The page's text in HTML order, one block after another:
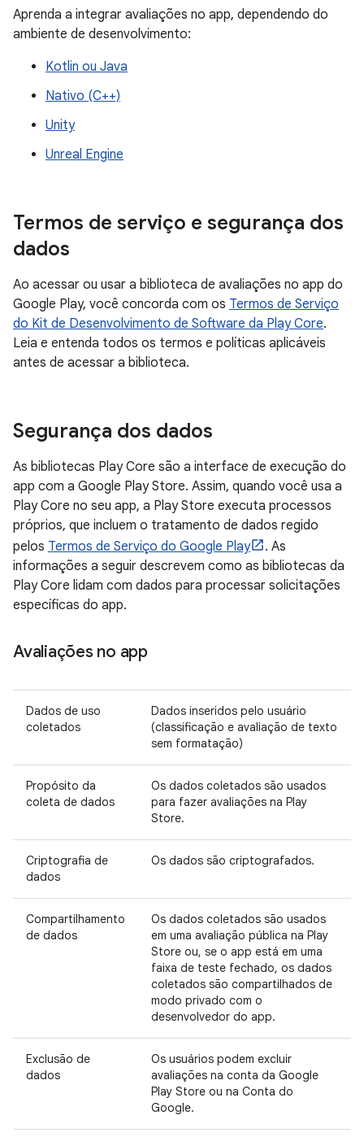
Aprenda a integrar avaliações no app, dependendo do
ambiente de desenvolvimento:
Kotlin ou Java
Nativo (C++)
Unity
Unreal Engine
Termos de serviço e segurança dos
dados
Ao acessar ou usar a biblioteca de avaliações no app do
Google Play, você concorda com os Termos de Serviço
do Kit de Desenvolvimento de Software da Play Core.
Leia e entenda todos os termos e políticas aplicáveis
antes de acessar a biblioteca.
Segurança dos dados
As bibliotecas Play Core são a interface de execução do
app com a Google Play Store. Assim, quando você usa a
Play Core no seu app, a Play Store executa processos
próprios, que incluem o tratamento de dados regido
pelos Termos de Serviço do Google Play
. As
informações a seguir descrevem como as bibliotecas da
Play Core lidam com dados para processar solicitações
específicas do app.
Avaliações no app
Dados de uso
coletados
Dados inseridos pelo usuário
(classificação e avaliação de texto
sem formatação)
Propósito da
coleta de dados
Os dados coletados são usados
para fazer avaliações na Play
Store.
Criptografia de
dados
Os dados são criptografados.
Compartilhamento
de dados
Os dados coletados são usados
em uma avaliação pública na Play
Store ou, se o app está em uma
faixa de teste fechado, os dados
coletados são compartilhados de
modo privado com o
desenvolvedor do app.
Exclusão de
dados
Os usuários podem excluir
avaliações na conta da Google
Play Store ou na Conta do
Google.